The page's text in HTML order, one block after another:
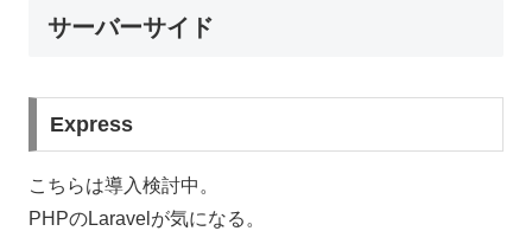
サーバーサイド
Express
こちらは導入検討中。
PHPのLaravelが気になる。